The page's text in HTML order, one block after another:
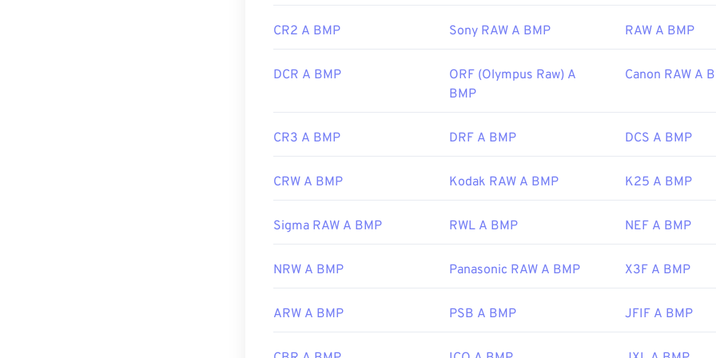
Link utili:
https://docs.microsoft.com/en-us/windows/win32/gdi/bitmaps
CR2 A BMP Sony RAW A BMP RAW A BMP
DCR A BMP
ORF (Olympus Raw) A
BMP
Canon RAW A
CR3 A BMP DRF A BMP DCS A BMP
CRW A BMP Kodak RAW A BMP K25 A BMP
Sigma RAW A BMP RWL A BMP NEF A BMP
NRW A BMP Panasonic RAW A BMP X3F A BMP
ARW A BMP PSB A BMP JFIF A BMP